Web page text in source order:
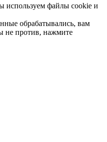
используем файлы cookie и
обрабатывались, вам
не против, нажмите